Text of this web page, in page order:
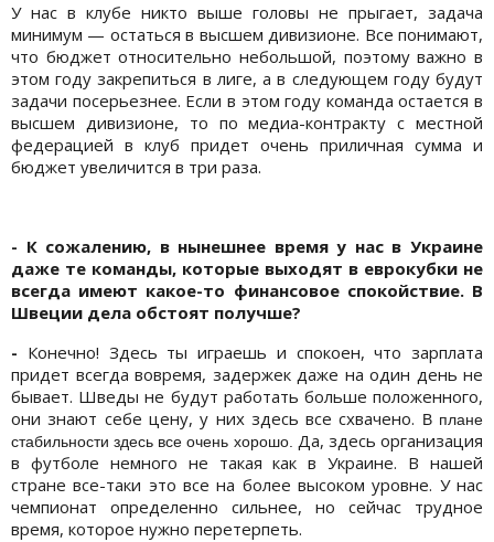
У нас в клубе никто выше головы не прыгает, задача
минимум — остаться в высшем дивизионе. Все понимают,
что бюджет относительно небольшой, поэтому важно в
этом году закрепиться в лиге, а в следующем году будут
задачи посерьезнее. Если в этом году команда остается в
высшем дивизионе, то по медиа-контракту с местной
федерацией в клуб придет очень приличная сумма и
бюджет увеличится в три раза.
- К сожалению, в нынешнее время у нас в Украине
даже те команды, которые выходят в еврокубки не
всегда имеют какое-то финансовое спокойствие. В
Швеции дела обстоят получше?
- Конечно! Здесь ты играешь и спокоен, что зарплата
придет всегда вовремя, задержек даже на один день не
бывает. Шведы не будут работать больше положенного,
они знают себе цену, у них здесь все схвачено. В плане
стабильности здесь все очень хорошо. Да, здесь организация
в футболе немного не такая как в Украине. В нашей
стране все-таки это все на более высоком уровне. У нас
чемпионат определенно сильнее, но сейчас трудное
время, которое нужно перетерпеть.